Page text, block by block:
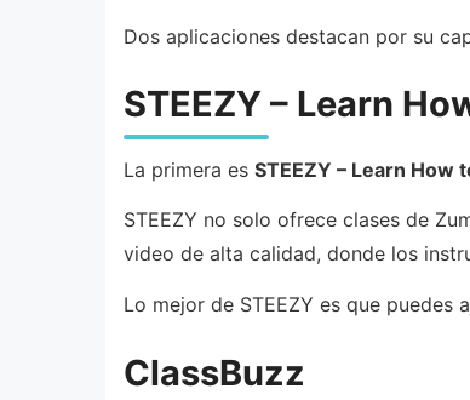
Dos aplicaciones destacan por su
STEEZY – Learn
La primera es STEEZY – Learn How
STEEZY no solo ofrece clases de
video de alta calidad, donde los
Lo mejor de STEEZY es que
ClassBuzz